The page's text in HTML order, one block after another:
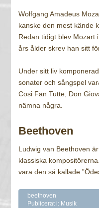
Wolfgang Amadeus
kanske den mest kände
Redan tidigt blev Mozart
års ålder skrev han sitt
Under sitt liv
sonater och sångspel
Cosi Fan Tutte, Don
nämna några.
Beethoven
Ludwig van Beethoven
klassiska
vara den så kallade
beethoven
Publicerat i: Musik